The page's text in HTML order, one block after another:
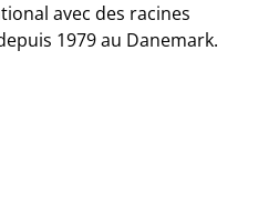
avec des racines
1979 au Danemark.